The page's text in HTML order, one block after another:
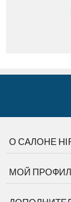
О САЛОНЕ
МОЙ